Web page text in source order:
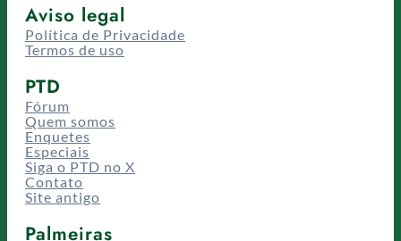
Aviso legal
Política de Privacidade
Termos de uso
PTD
Fórum
Quem somos
Enquetes
Especiais
Siga o PTD no X
Contato
Site antigo
Palmeiras